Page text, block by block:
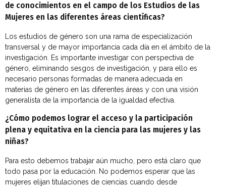
de conocimientos en el campo de los Estudios de las
Mujeres en las diferentes áreas científicas?
Los estudios de género son una rama de especialización
transversal y de mayor importancia cada día en el ámbito de la
investigación. Es importante investigar con perspectiva de
género, eliminando sesgos de investigación, y para ello es
necesario personas formadas de manera adecuada en
materias de género en las diferentes áreas y con una visión
generalista de la importancia de la igualdad efectiva.
¿Cómo podemos lograr el acceso y la participación
plena y equitativa en la ciencia para las mujeres y las
niñas?
Para esto debemos trabajar aún mucho, pero está claro que
todo pasa por la educación. No podemos esperar que las
mujeres elijan titulaciones de ciencias cuando desde